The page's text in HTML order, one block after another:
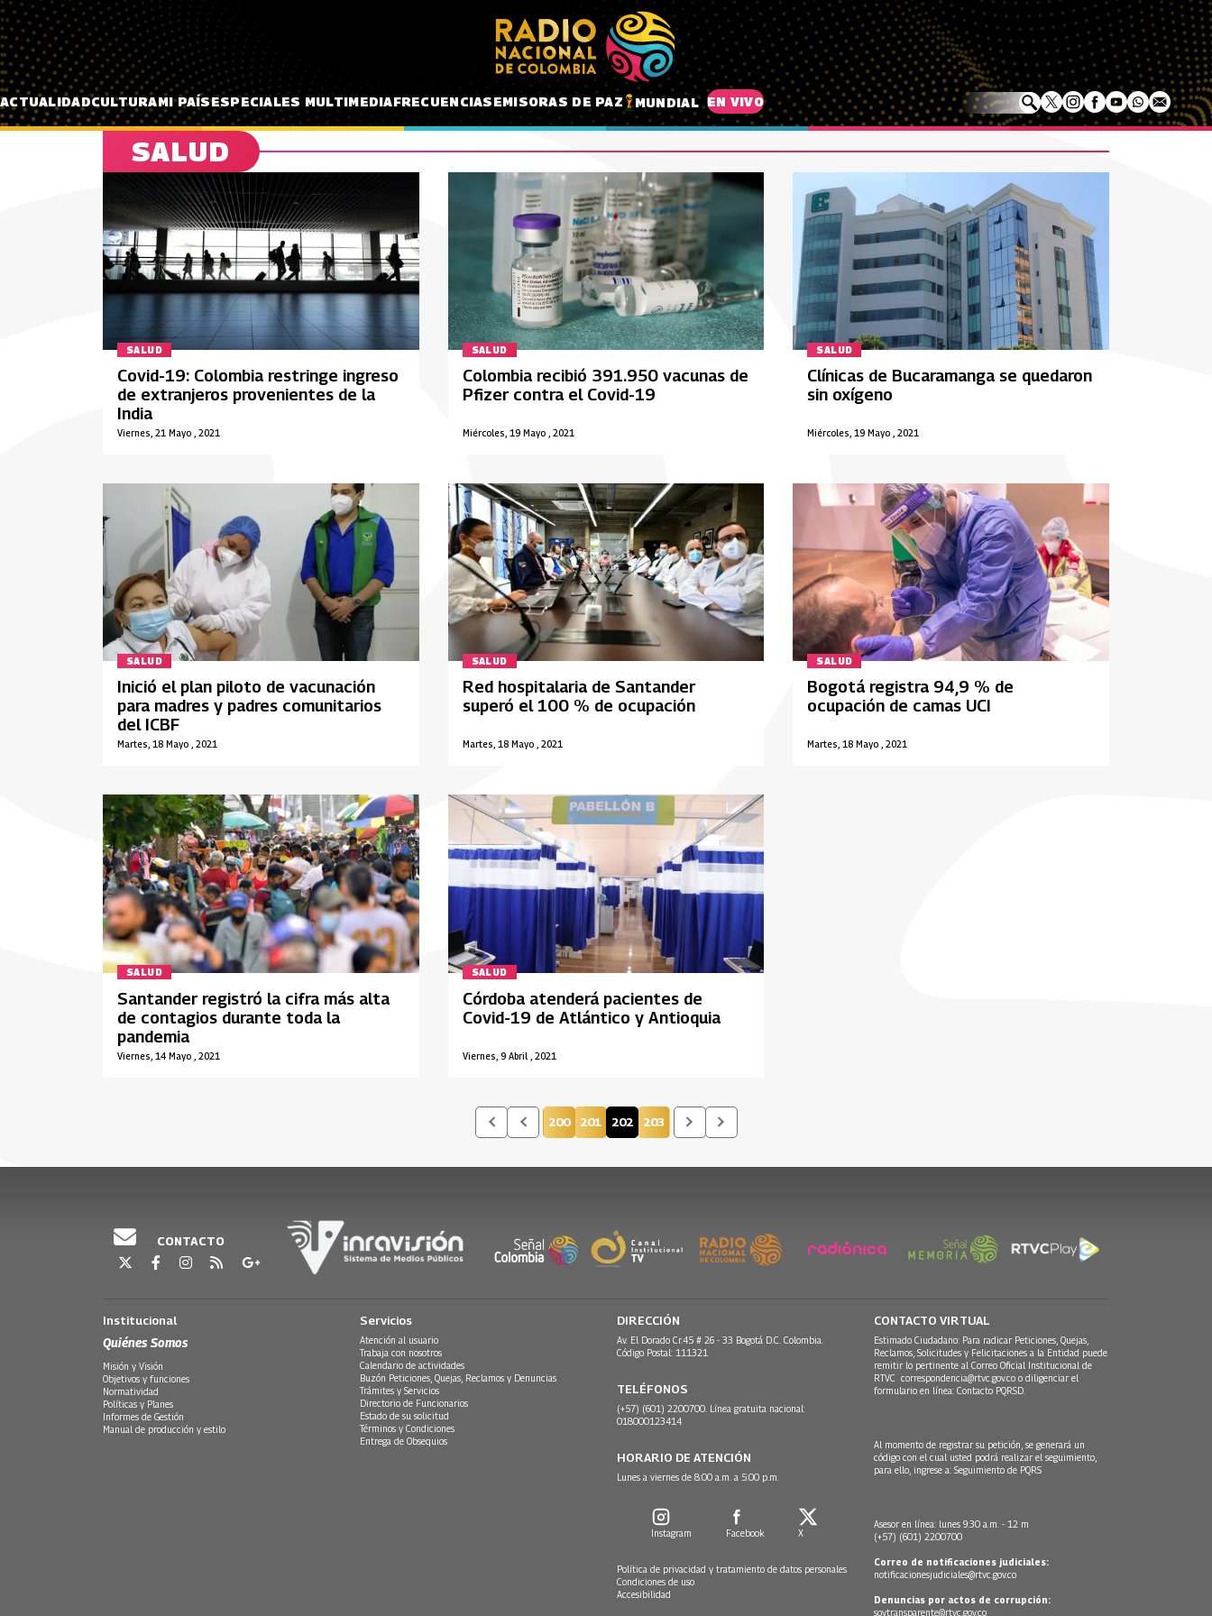
Pasar al contenido principal
ACTUALIDADCULTURAMI PAÍSESPECIALES MULTIMEDIAFRECUENCIASEMISORAS DE PAZ MUNDIAL EN VIVO
SALUD
SALUD
Viernes, 21 Mayo , 2021
Covid-19: Colombia restringe ingreso
de extranjeros provenientes de la
India
SALUD
Miércoles, 19 Mayo , 2021
Colombia recibió 391.950 vacunas de
Pfizer contra el Covid-19
SALUD
Miércoles, 19 Mayo , 2021
Clínicas de Bucaramanga se quedaron
sin oxígeno
SALUD
Martes, 18 Mayo , 2021
Inició el plan piloto de vacunación
para madres y padres comunitarios
del ICBF
SALUD
Martes, 18 Mayo , 2021
Red hospitalaria de Santander
superó el 100 % de ocupación
SALUD
Martes, 18 Mayo , 2021
Bogotá registra 94,9 % de
ocupación de camas UCI
SALUD
Viernes, 14 Mayo , 2021
Santander registró la cifra más alta
de contagios durante toda la
pandemia
SALUD
Viernes, 9 Abril , 2021
Córdoba atenderá pacientes de
Covid-19 de Atlántico y Antioquia
Página
200 Página
201 Página actual
202 Página
203
CONTACTO
Institucional
Quiénes Somos
Misión y Visión
Objetivos y funciones
Normatividad
Políticas y Planes
Informes de Gestión
Manual de producción y estilo
Servicios
Atención al usuario
Trabaja con nosotros
Calendario de actividades
Buzón Peticiones, Quejas, Reclamos y Denuncias
Trámites y Servicios
Directorio de Funcionarios
Estado de su solicitud
Términos y Condiciones
Entrega de Obsequios
DIRECCIÓN
Av. El Dorado Cr.45 # 26 - 33 Bogotá D.C. Colombia.
Código Postal: 111321
TELÉFONOS
(+57) (601) 2200700. Línea gratuita nacional:
018000123414
HORARIO DE ATENCIÓN
Lunes a viernes de 8:00 a.m. a 5:00 p.m.
Instagram Facebook X
Política de privacidad y tratamiento de datos personales
Condiciones de uso
Accesibilidad
CONTACTO VIRTUAL
Estimado Ciudadano: Para radicar Peticiones, Quejas,
Reclamos, Solicitudes y Felicitaciones a la Entidad puede
remitir lo pertinente al Correo Oficial Institucional de
RTVC correspondencia@rtvc.gov.co o diligenciar el
formulario en línea: Contacto PQRSD.
Al momento de registrar su petición, se generará un
código con el cual usted podrá realizar el seguimiento,
para ello, ingrese a: Seguimiento de PQRS
Asesor en línea: lunes 9:30 a.m. - 12 m
(+57) (601) 2200700
Correo de notificaciones judiciales:
notificacionesjudiciales@rtvc.gov.co
Denuncias por actos de corrupción:
soytransparente@rtvc.gov.co